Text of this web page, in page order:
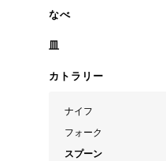
なべ
ミニソースパン
皿
丸皿
カトラリー
ナイフ
フォーク
スプーン